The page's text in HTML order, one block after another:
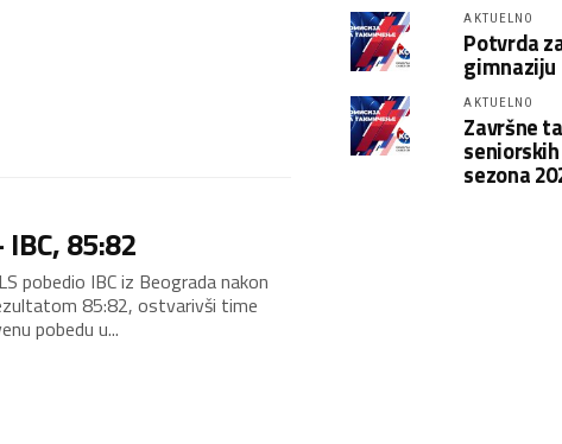
85:82
pobedio IBC iz Beograda nakon
85:82, ostvarivši time
pobedu u...
AKTUELNO
Potvrda
gimnaziju
AKTUELNO
Završne
sezona